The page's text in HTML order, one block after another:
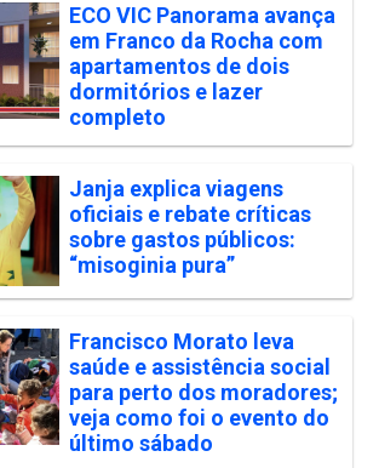
ECO VIC Panorama avança
em Franco da Rocha com
apartamentos de dois
dormitórios e lazer
completo
Janja explica viagens
oficiais e rebate críticas
sobre gastos públicos:
“misoginia pura”
Francisco Morato leva
saúde e assistência social
para perto dos moradores;
veja como foi o evento do
último sábado